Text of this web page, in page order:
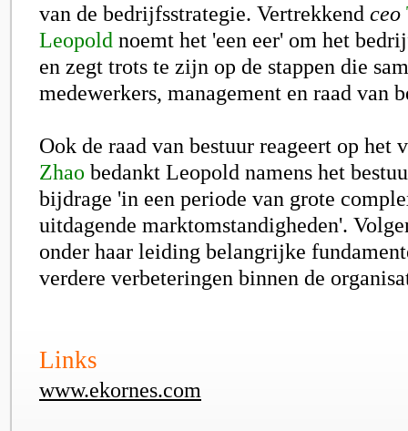
van de bedrijfsstrategie. Vertrekkend ceo
Leopold noemt het 'een eer' om het
en zegt trots te zijn op de stappen die
medewerkers, management en raad van
Ook de raad van bestuur reageert op het
Zhao bedankt Leopold namens het
bijdrage 'in een periode van grote
uitdagende marktomstandigheden'.
onder haar leiding belangrijke
verdere verbeteringen binnen de
Links
www.ekornes.com